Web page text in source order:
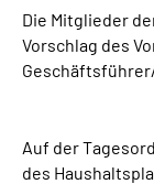
Die Mitglieder
Vorschlag des
Auf der
des